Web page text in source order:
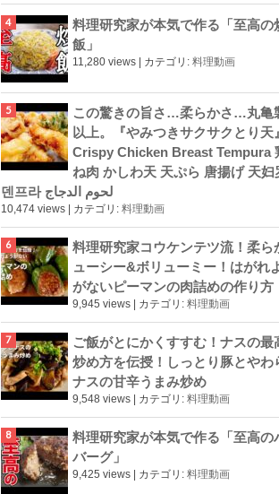
料理研究家が本気で作る「至高の
飯」
11,280 views | カテゴリ: 料理動画
この驚きの旨さ…柔らかさ…丸亀
以上。『やみつきサクサクとり天』
Crispy Chicken Breast Tempura
ね肉 かしわ天 天ぷら 唐揚げ 天妇
덴프라 لحوم الدجاج
10,474 views | カテゴリ: 料理動画
料理研究家コウケンテツ流！柔ら
ューシー&ボリューミー！はがれ
がないピーマンの肉詰めの作り方
9,945 views カテゴリ: 料理動画
ご飯がとにかくすすむ！ナスの最
炒め方を伝授！しっとり豚とやわ
ナスの甘辛うまみ炒め
9,548 views カテゴリ: 料理動画
料理研究家が本気で作る「至高の
バーグ」
9,425 views カテゴリ: 料理動画